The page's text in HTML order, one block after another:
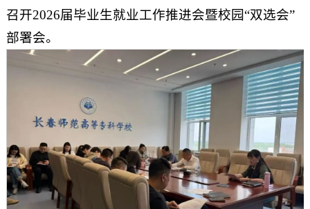
召开2026届毕业生就业工作推进会暨校园“双选会”
部署会。